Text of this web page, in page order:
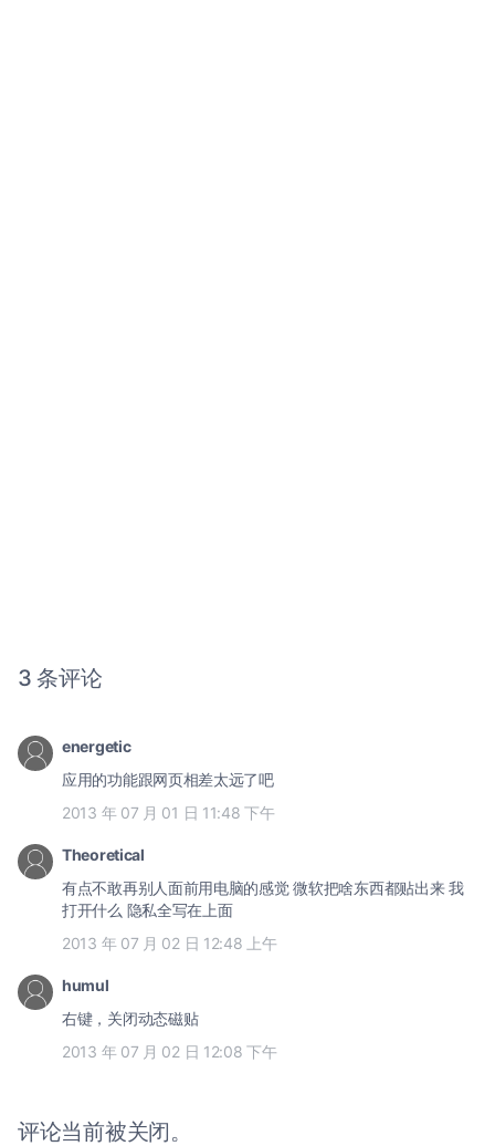
3 条评论
energetic
应用的功能跟网页相差太远了吧
2013 年 07 月 01 日 11:48 下午
Theoretical
有点不敢再别人面前用电脑的感觉 微软把啥东西都贴出来 我
打开什么 隐私全写在上面
2013 年 07 月 02 日 12:48 上午
humul
右键，关闭动态磁贴
2013 年 07 月 02 日 12:08 下午
评论当前被关闭。